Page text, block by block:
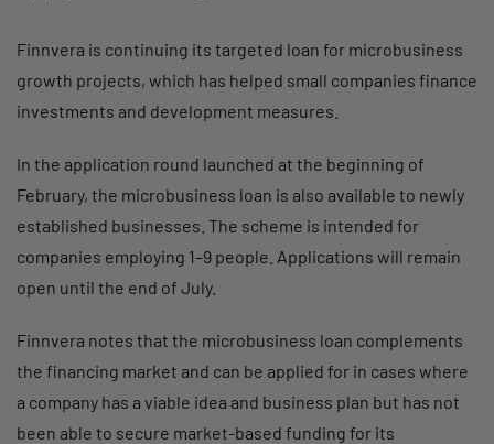
Finnvera is continuing its targeted loan for microbusiness
growth projects, which has helped small companies finance
investments and development measures.
In the application round launched at the beginning of
February, the microbusiness loan is also available to newly
established businesses. The scheme is intended for
companies employing 1–9 people. Applications will remain
open until the end of July.
Finnvera notes that the microbusiness loan complements
the financing market and can be applied for in cases where
a company has a viable idea and business plan but has not
been able to secure market-based funding for its